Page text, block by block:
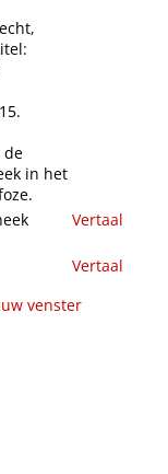
de
in het
Vertaal
Vertaal
venster